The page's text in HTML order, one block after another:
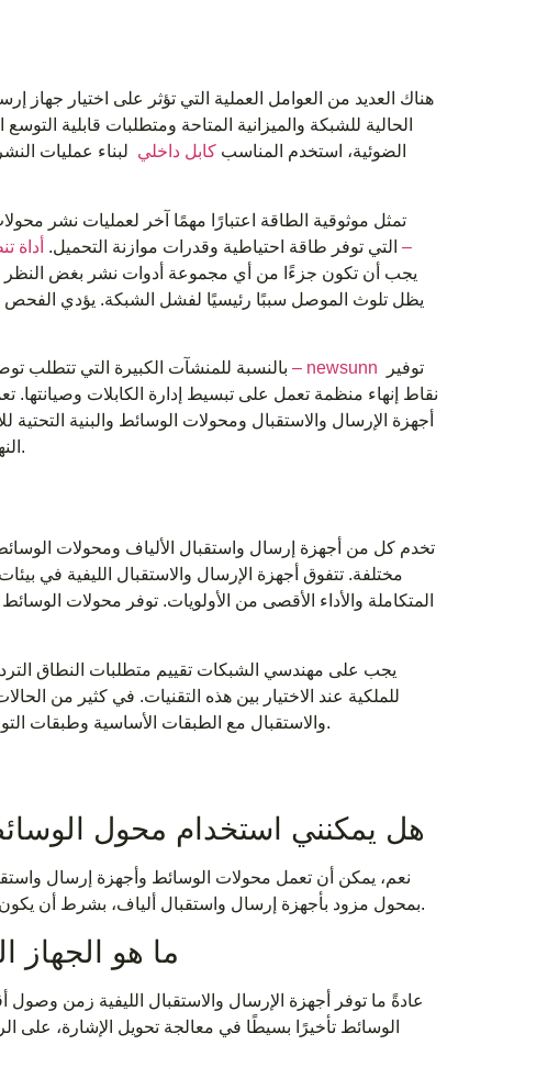
هناك العديد من العوامل العملية التي تؤثر على اختيار جهاز
الحالية للشبكة والميزانية المتاحة ومتطلبات قابلية
الضوئية، استخدم المناسب كابل داخلي لبناء عمليات
تمثل موثوقية الطاقة اعتبارًا مهمًا آخر لعمليات نشر
التي توفر طاقة احتياطية وقدرات موازنة التحميل. أداة
يظل تلوث الموصل سببًا رئيسيًا لفشل الشبكة. يؤدي الفحص
بالنسبة للمنشآت الكبيرة التي تتطلب لوحة توزيع الألياف الضوئية – لوحة تصحيح الألياف – newsunn
نقاط إنهاء منظمة تعمل على تبسيط إدارة الكابلات وصيانتها.
أجهزة الإرسال والاستقبال ومحولات الوسائط والبنية
النهاية في وقت مبكر من مرحلة التصميم يمنع إجراء تعديلات مكلفة لاحقًا.
تخدم كل من أجهزة إرسال واستقبال الألياف ومحولات الوسائط
مختلفة. تتفوق أجهزة الإرسال والاستقبال الليفية في
المتكاملة والأداء الأقصى من الأولويات. توفر محولات
يجب على مهندسي الشبكات تقييم متطلبات النطاق الترددي،
للملكية عند الاختيار بين هذه التقنيات. في كثير من
والاستقبال مع الطبقات الأساسية وطبقات التوزيع بينما تخدم محولات الوسائط متطلبات توصيل الحافة وتمديد الألياف.
نعم، يمكن أن تعمل محولات الوسائط وأجهزة إرسال
بمحول مزود بأجهزة إرسال واستقبال ألياف، بشرط أن يكون نوع الألياف والطول الموجي ومواصفات المسافة متوافقة بين الأجهزة.
عادةً ما توفر أجهزة الإرسال والاستقبال الليفية زمن
الوسائط تأخيرًا بسيطًا في معالجة تحويل الإشارة، على